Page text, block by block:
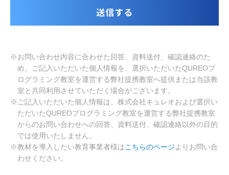
※お問い合わせ内容に合わせた回答、資料送付、確認連絡のた
め、ご記入いただいた個人情報を、選択いただいたQUREOプ
ログラミング教室を運営する弊社提携教室へ提供または当該教
室と共同利用させていただく場合がございます。
※ご記入いただいた個人情報は、株式会社キュレオおよび選択い
ただいたQUREOプログラミング教室を運営する弊社提携教室
からのお問い合わせへの回答、資料送付、確認連絡以外の目的
では使用いたしません。
※教材を導入したい教育事業者様はこちらのページよりお問い合
わせください。